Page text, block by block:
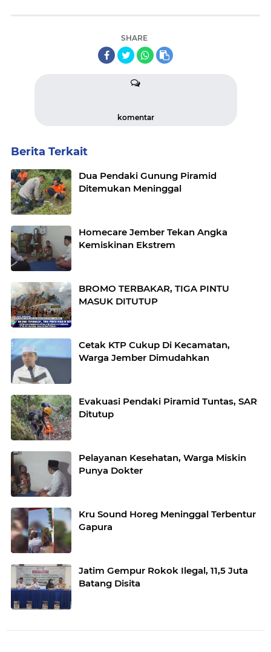
SHARE
komentar
Berita Terkait
Dua Pendaki Gunung Piramid
Ditemukan Meninggal
Homecare Jember Tekan Angka
Kemiskinan Ekstrem
BROMO TERBAKAR, TIGA PINTU
MASUK DITUTUP
Cetak KTP Cukup Di Kecamatan,
Warga Jember Dimudahkan
Evakuasi Pendaki Piramid Tuntas, SAR
Ditutup
Pelayanan Kesehatan, Warga Miskin
Punya Dokter
Kru Sound Horeg Meninggal Terbentur
Gapura
Jatim Gempur Rokok Ilegal, 11,5 Juta
Batang Disita